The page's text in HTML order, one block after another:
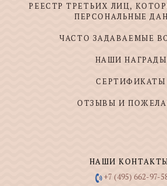
РЕЕСТР ТРЕТЬИХ ЛИЦ,
ПЕРСОНАЛЬНЫЕ
ЧАСТО ЗАДАВАЕМЫЕ
НАШИ НАГРАДЫ
СЕРТИФИКАТЫ
ОТЗЫВЫ И
НАШИ
+7 (495) 662-97-